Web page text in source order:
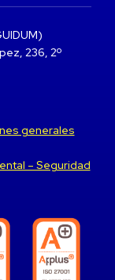
236, 2º
generales
– Seguridad